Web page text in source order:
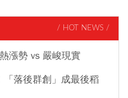
/ HOT NEWS /
漲勢 vs 嚴峻現實
落後群創」成最後稻